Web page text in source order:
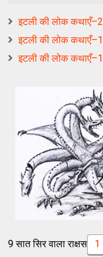
इटली की लोक कथाएँ–2
इटली की लोक कथाएँ–1
इटली की लोक
9 सात सिर वाला राक्षस 1